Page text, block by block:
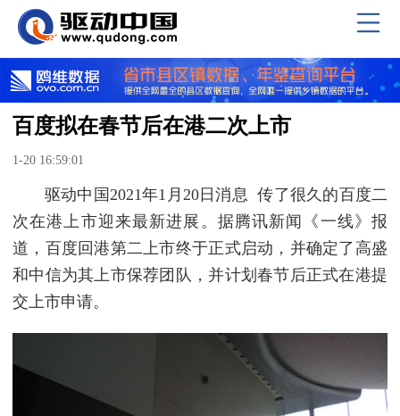
百度拟在春节后在港二次上市
1-20 16:59:01
驱动中国2021年1月20日消息 传了很久的百度二
次在港上市迎来最新进展。据腾讯新闻《一线》报
道，百度回港第二上市终于正式启动，并确定了高盛
和中信为其上市保荐团队，并计划春节后正式在港提
交上市申请。